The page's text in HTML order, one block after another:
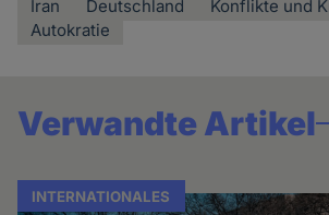
Iran Deutschland
Konflikte und
Autokratie
Verwandte Artikel
INTERNATIONALES